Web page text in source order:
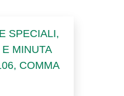
SPECIALI,
MINUTA
COMMA